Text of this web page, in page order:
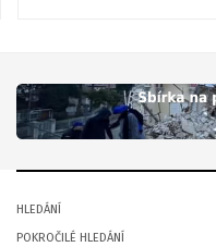
HLEDÁNÍ
POKROČILÉ HLEDÁNÍ